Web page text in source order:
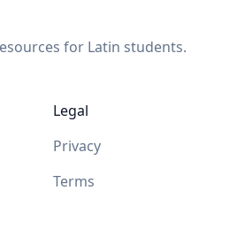
for Latin students.
Legal
Privacy
Terms